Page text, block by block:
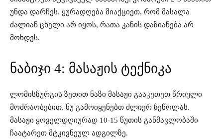
უნდა დარჩეს. ყურადღება მიაქციეთ, რომ მასალა
ძალიან ცხელი არ იყოს, რათა კანის დაზიანება არ
მოხდეს.
ნაბიჯი 4: მასაჟის ტექნიკა
ლომისზურგის ზეთით ნაზი მასაჟი გააკეთეთ წრიული
მოძრაობებით. ნუ გამოიყენებთ ძლიერ ზეწოლას.
მასაჟი ყოველდღიურად 10-15 წუთის განმავლობაში
ჩაატარეთ მტკივნეულ ადგილზე.